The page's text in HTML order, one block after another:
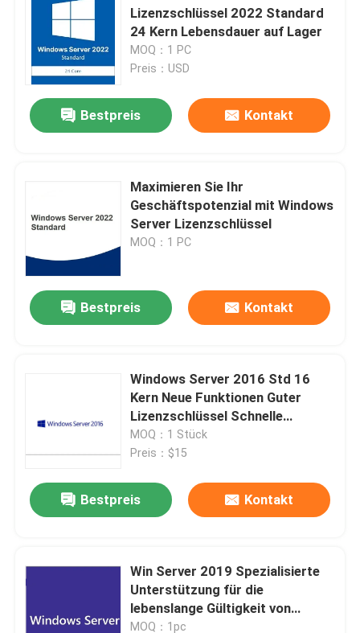
Produkte
Über uns
Kontakt mit uns
Bitte um ein Angebot
Office 2024 Schlüssel kaufen
Berufsplus des Büros 2021
Lizenzschlüssel 2022 Standard
24 Kern Lebensdauer auf Lager
MOQ：1 PC
Preis：USD
Bestpreis Kontakt
Maximieren Sie Ihr
Geschäftspotenzial mit Windows
Server Lizenzschlüssel
MOQ：1 PC
Bestpreis Kontakt
Windows Server 2016 Std 16
Kern Neue Funktionen Guter
Lizenzschlüssel Schnelle
Lieferung
MOQ：1 Stück
Preis：$15
Bestpreis Kontakt
Win Server 2019 Spezialisierte
Unterstützung für die
lebenslange Gültigkeit von
Advanced Digital Key
MOQ：1pc